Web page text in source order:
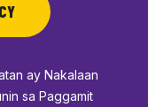
ay Nakalaan
sa Paggamit